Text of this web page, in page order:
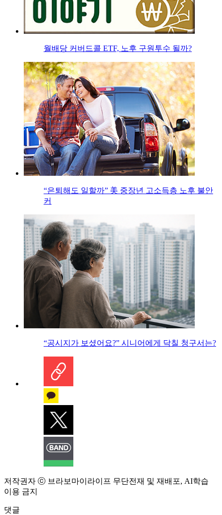
월배당 커버드콜 ETF, 노후 구원투수 될까?
“은퇴해도 일할까” 美 중장년 고소득층 노후 불안
커
“공시지가 보셨어요?” 시니어에게 닥칠 청구서는?
저작권자 ⓒ 브라보마이라이프 무단전재 및 재배포, AI학습
이용 금지
댓글